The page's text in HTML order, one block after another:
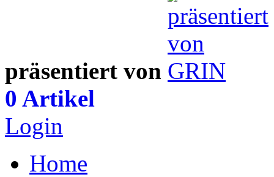
präsentiert von
0 Artikel
Login
Home